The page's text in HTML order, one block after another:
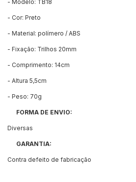
- Modelo: TB18
- Cor: Preto
- Material: polímero / ABS
- Fixação: Trilhos 20mm
- Comprimento: 14cm
- Altura 5,5cm
- Peso: 70g
FORMA DE ENVIO:
Diversas
GARANTIA:
Contra defeito de fabricação